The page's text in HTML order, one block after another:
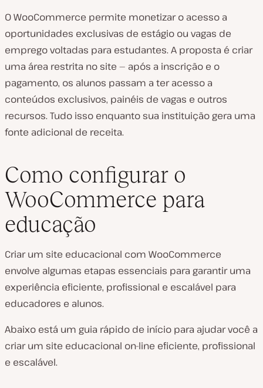
O WooCommerce permite monetizar o acesso a
oportunidades exclusivas de estágio ou vagas de
emprego voltadas para estudantes. A proposta é criar
uma área restrita no site — após a inscrição e o
pagamento, os alunos passam a ter acesso a
conteúdos exclusivos, painéis de vagas e outros
recursos. Tudo isso enquanto sua instituição gera uma
fonte adicional de receita.
Como configurar o
WooCommerce para
educação
Criar um site educacional com WooCommerce
envolve algumas etapas essenciais para garantir uma
experiência eficiente, profissional e escalável para
educadores e alunos.
Abaixo está um guia rápido de início para ajudar você a
criar um site educacional on-line eficiente, profissional
e escalável.